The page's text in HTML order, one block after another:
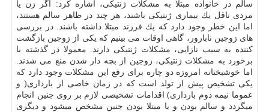
سالم در خانواده مبتلا به مشكلات ژنتیكی، اشاره كرد: اگر زن یا
مردی ناقل یك بیماری ژنتیكی باشند، هر چند در ظاهر سالم هستند،
اما این خطر وجود دارد كه یك فرزند مبتلا داشته باشند. در بررسی
های زوجین نابارور، گاهی اوقات می بینیم كه یكی از زوجین بازگشت
كننده به سبب نازایی، مشكلات ژنتیكی دارند. معمولا در گذشته با
برخورد به مشكلات ژنتیكی، زوجین از بچه دار شدن منع می شدند.
اما خوشبختانه امروزه دو چاره برای رفع این مشكلات وجود دارد كه
یكی تشخیص پیش از تولد است كه در زمان خاصی از بارداری( و
عموما نیمه دوم بارداری) اقدامات تشخیصی لازم بر روی جنین انجام
میگردد و سالم بودن و یا مبتلا بودن جنین مشخص می­شود و دیگری